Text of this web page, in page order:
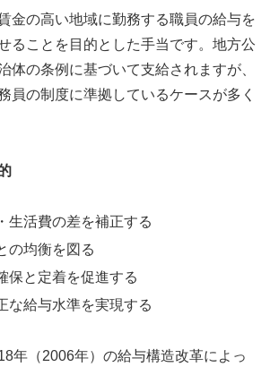
金の高い地域に勤務する職員の給与を
ることを目的とした手当です。地方公
体の条例に基づいて支給されますが、
員の制度に準拠しているケースが多く
生活費の差を補正する
の均衡を図る
保と定着を促進する
な給与水準を実現する
年（2006年）の給与構造改革によっ